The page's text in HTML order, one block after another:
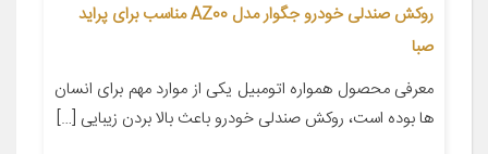
روکش صندلی خودرو جگوار مدل AZ00 مناسب برای پراید
صبا
معرفی محصول همواره اتومبیل یکی از موارد مهم برای انسان
ها بوده است، روکش صندلی خودرو باعث بالا بردن زیبایی […]